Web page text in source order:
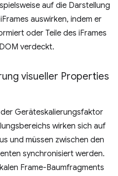
auf die Darstellung
auswirken, indem er
oder Teile des iFrames
verdeckt.
visueller Properties
Geräteskalierungsfaktor
wirken sich auf
und müssen zwischen den
synchronisiert werden.
Frame-Baumfragments